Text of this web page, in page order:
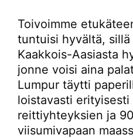
Toivoimme
tuntuisi hyvältä,
Kaakkois-Aasiasta
jonne voisi aina
Lumpur täytti
loistavasti erityisesti
reittiyhteyksien ja
viisumivapaan